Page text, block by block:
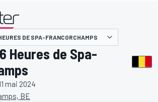
DE SPA-FRANCORCHAMPS
Heures de Spa-
mai 2024
BE